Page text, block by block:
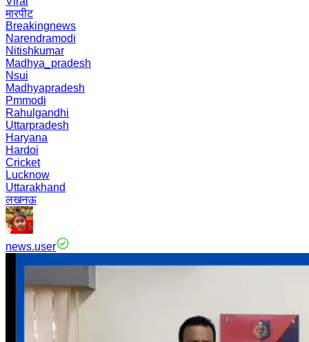
मारपीट
Breakingnews
Narendramodi
Nitishkumar
Madhya_pradesh
Nsui
Madhyapradesh
Pmmodi
Rahulgandhi
Uttarpradesh
Haryana
Hardoi
Cricket
Lucknow
Uttarakhand
लखनऊ
news.user